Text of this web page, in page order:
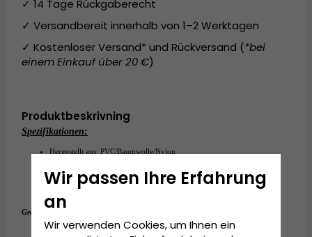
✓ 14 Tage Rückgaberecht
✓ Versandbereit innerhalb von 1–2 Werktagen
✓ Kostenloser Versand* und Rückversand (*bei
einem Einkauf über 20 €)
Produktbeskrivning
Spezifikationen:
Hergestellt aus: PVC/Baumwolle/Nylon
An der Rückseite der Kappe verstellbar.
Grösseninformationen:
Wir passen Ihre Erfahrung
an
Wir verwenden Cookies, um Ihnen ein